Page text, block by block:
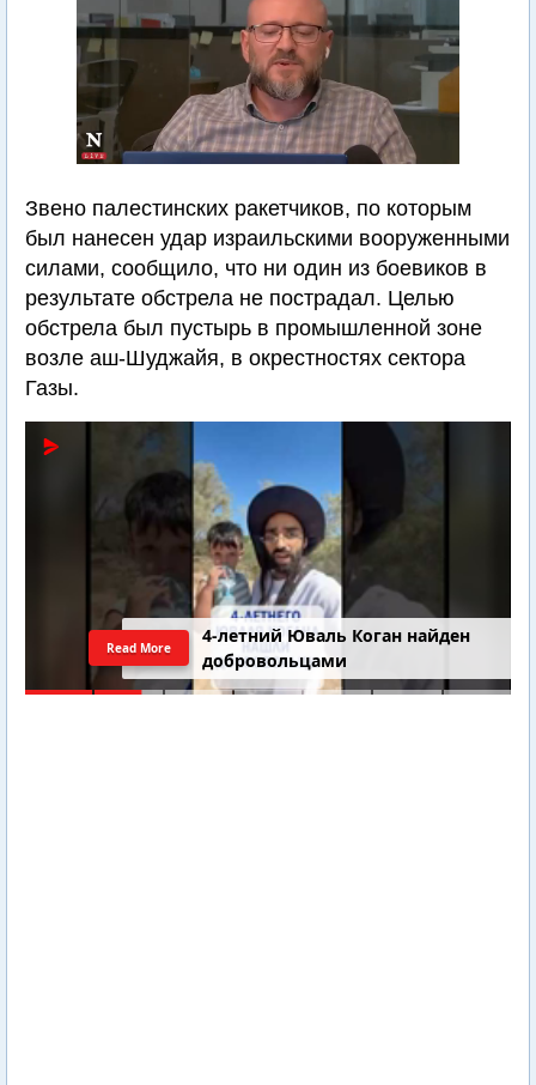
Звено палестинских ракетчиков, по которым
был нанесен удар израильскими вооруженными
силами, сообщило, что ни один из боевиков в
результате обстрела не пострадал. Целью
обстрела был пустырь в промышленной зоне
возле аш-Шуджайя, в окрестностях сектора
Газы.
4-летний Юваль Коган найден
добровольцами
Read More